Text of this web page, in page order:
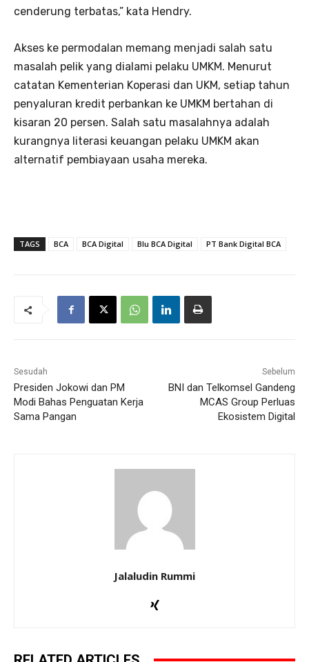
cenderung terbatas,” kata Hendry.
Akses ke permodalan memang menjadi salah satu
masalah pelik yang dialami pelaku UMKM. Menurut
catatan Kementerian Koperasi dan UKM, setiap tahun
penyaluran kredit perbankan ke UMKM bertahan di
kisaran 20 persen. Salah satu masalahnya adalah
kurangnya literasi keuangan pelaku UMKM akan
alternatif pembiayaan usaha mereka.
TAGS BCA BCA Digital Blu BCA Digital PT Bank Digital BCA
Sesudah
Presiden Jokowi dan PM
Modi Bahas Penguatan Kerja
Sama Pangan
Sebelum
BNI dan Telkomsel Gandeng
MCAS Group Perluas
Ekosistem Digital
Jalaludin Rummi